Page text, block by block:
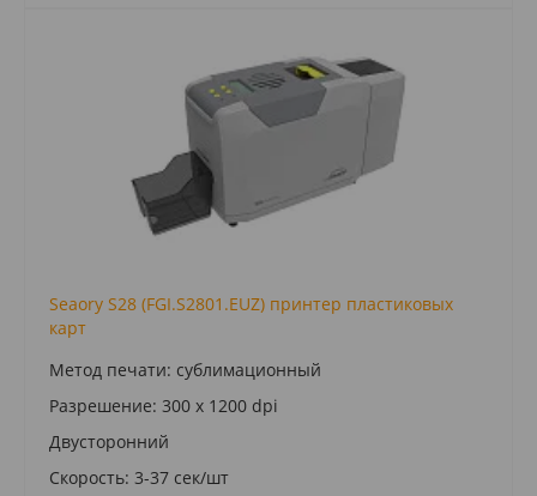
Seaory S28 (FGI.S2801.EUZ) принтер пластиковых
карт
Метод печати: сублимационный
Разрешение: 300 x 1200 dpi
Двусторонний
Скорость: 3-37 сек/шт